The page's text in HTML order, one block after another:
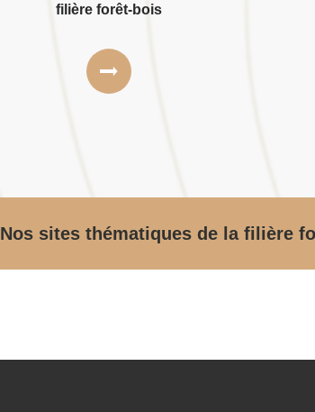
filière forêt-bois
Nos sites thématiques de la filière